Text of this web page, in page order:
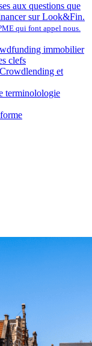
aux questions que
sur Look&Fin.
qui font appel nous.
immobilier
clefs
et
terminolologie